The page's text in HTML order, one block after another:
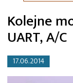
Kolejne
UART, A/C
17.06.2014